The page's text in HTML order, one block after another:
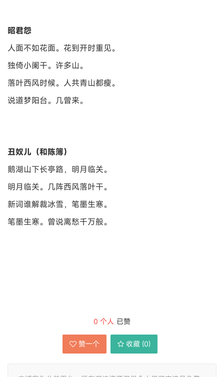
昭君怨
人面不如花面。花到开时重见。
独倚小阑干。许多山。
落叶西风时候。人共青山都瘦。
说道梦阳台。几曾来。
丑奴儿（和陈簿）
鹅湖山下长亭路，明月临关。
明月临关。几阵西风落叶干。
新词谁解裁冰雪，笔墨生寒。
笔墨生寒。曾说离愁千万般。
0 个人 已赞
赞一个 收藏 (0)